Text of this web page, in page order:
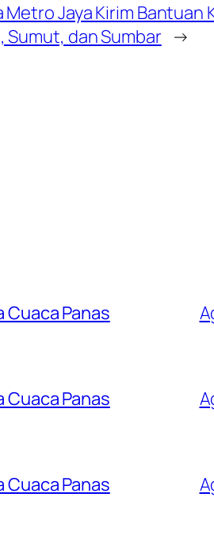
Metro Jaya Kirim Bantuan
Sumut, dan Sumbar →
Cuaca Panas
Cuaca Panas
Cuaca Panas